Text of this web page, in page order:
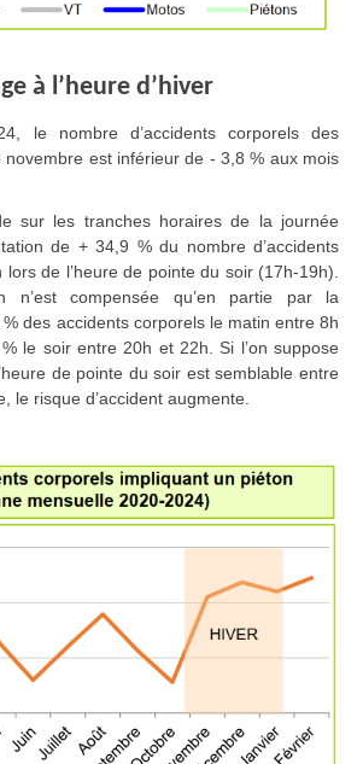
à l’heure d’hiver
le nombre d’accidents corporels des
novembre est inférieur de - 3,8 % aux mois
sur les tranches horaires de la journée
de + 34,9 % du nombre d’accidents
lors de l’heure de pointe du soir (17h-19h).
n’est compensée qu’en partie par la
des accidents corporels le matin entre 8h
le soir entre 20h et 22h. Si l’on suppose
de pointe du soir est semblable entre
le risque d’accident augmente.